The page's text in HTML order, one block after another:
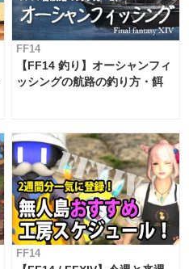
FF14
【FF14 釣り】オーシャンフィ
ッシングの航路の釣り方・餌
FF14